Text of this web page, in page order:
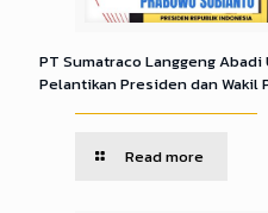
PT Sumatraco Langgeng Abadi
Pelantikan Presiden dan Wakil
Read more